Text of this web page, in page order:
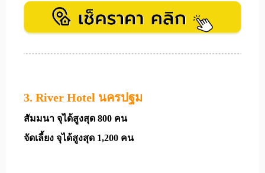
3. River Hotel นครปฐม
สัมมนา จุได้สูงสุด 800 คน
จัดเลี้ยง จุได้สูงสุด 1,200 คน